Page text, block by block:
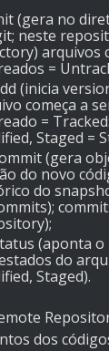
(gera no
neste
arquivos
=
(inicia
começa a
=
Staged =
(gera
do novo
do
(aponta
do
Staged).
dos